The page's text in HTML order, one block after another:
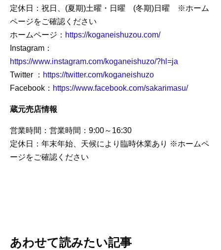
定休日：祝日、(夏期)土曜・日曜 (冬期)日曜 ※ホーム
ページをご確認ください
ホームページ： https://koganeishuzou.com/
Instagram：
https://www.instagram.com/koganeishuzo/?hl=ja
Twitter ： https://twitter.com/koganeishuzo
Facebook： https://www.facebook.com/sakarimasu/
蔵元売店情報
営業時間：営業時間：9:00～16:30
定休日：年末年始、天候により臨時休業あり ※ホームペ
ージをご確認ください
あわせて読みたい記事